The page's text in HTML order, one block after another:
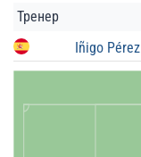
Тренер
Iñigo Pérez